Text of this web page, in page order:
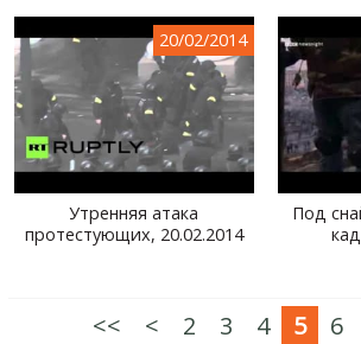
20/02/2014
Утренняя атака
протестующих, 20.02.2014
Под
<< < 2 3 4 5 6